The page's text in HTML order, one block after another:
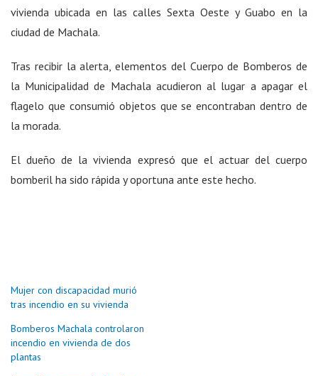
vivienda ubicada en las calles Sexta Oeste y Guabo en la
ciudad de Machala.
Tras recibir la alerta, elementos del Cuerpo de Bomberos de
la Municipalidad de Machala acudieron al lugar a apagar el
flagelo que consumió objetos que se encontraban dentro de
la morada.
El dueño de la vivienda expresó que el actuar del cuerpo
bomberil ha sido rápida y oportuna ante este hecho.
Mujer con discapacidad murió
tras incendio en su vivienda
Bomberos Machala controlaron
incendio en vivienda de dos
plantas